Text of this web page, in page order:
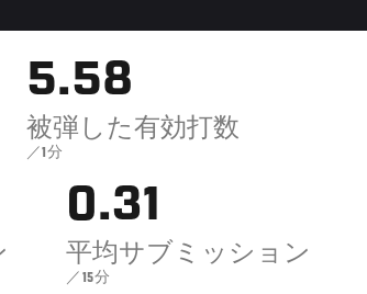
5.58
被弾した有効打数
／1分
0.31
平均サブミッション
／15分